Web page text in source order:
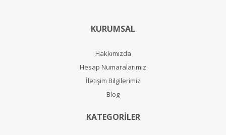
KURUMSAL
Hakkımızda
Hesap Numaralarımız
İletişim Bilgilerimiz
Blog
KATEGORİLER